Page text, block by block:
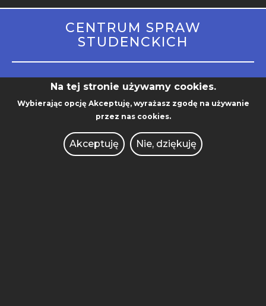
CENTRUM SPRAW
STUDENCKICH
Kampus Warta (budynek z zegarem ul.
Piotrowo 3)
Adres do korespondencji:
ul. Jacka Rychlewskiego 1
61-131 Poznań
MOBILE
UCZELNIA
Na tej stronie używamy cookies.
Wybierając opcję Akceptuję, wyrażasz zgodę na używanie
przez nas cookies.
Akceptuję Nie, dziękuję